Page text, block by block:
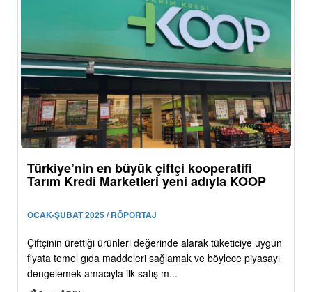
Türkiye’nin en büyük çiftçi kooperatifi
Tarım Kredi Marketleri yeni adıyla KOOP
OCAK-ŞUBAT 2025 / RÖPORTAJ
Çiftçinin ürettiği ürünleri değerinde alarak tüketiciye uygun
fiyata temel gıda maddeleri sağlamak ve böylece piyasayı
dengelemek amacıyla ilk satış m...